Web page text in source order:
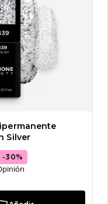
Silver
-30%
star rating